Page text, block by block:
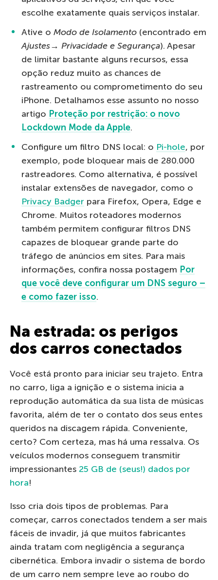
escolhe exatamente quais serviços instalar.
Ative o Modo de Isolamento (encontrado em
Ajustes→ Privacidade e Segurança). Apesar
de limitar bastante alguns recursos, essa
opção reduz muito as chances de
rastreamento ou comprometimento do seu
iPhone. Detalhamos esse assunto no nosso
artigo Proteção por restrição: o novo
Lockdown Mode da Apple.
Configure um filtro DNS local: o Pi-hole, por
exemplo, pode bloquear mais de 280.000
rastreadores. Como alternativa, é possível
instalar extensões de navegador, como o
Privacy Badger para Firefox, Opera, Edge e
Chrome. Muitos roteadores modernos
também permitem configurar filtros DNS
capazes de bloquear grande parte do
tráfego de anúncios em sites. Para mais
informações, confira nossa postagem Por
que você deve configurar um DNS seguro –
e como fazer isso.
Na estrada: os perigos
dos carros conectados
Você está pronto para iniciar seu trajeto. Entra
no carro, liga a ignição e o sistema inicia a
reprodução automática da sua lista de músicas
favorita, além de ter o contato dos seus entes
queridos na discagem rápida. Conveniente,
certo? Com certeza, mas há uma ressalva. Os
veículos modernos conseguem transmitir
impressionantes 25 GB de (seus!) dados por
hora!
Isso cria dois tipos de problemas. Para
começar, carros conectados tendem a ser mais
fáceis de invadir, já que muitos fabricantes
ainda tratam com negligência a segurança
cibernética. Embora invadir o sistema de bordo
de um carro nem sempre leve ao roubo do